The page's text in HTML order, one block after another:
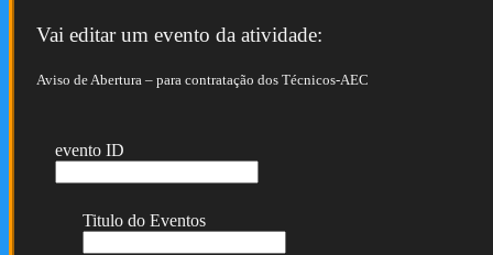
Vai editar um evento da atividade:
Aviso de Abertura – para contratação dos Técnicos-AEC
evento ID
Titulo do Eventos